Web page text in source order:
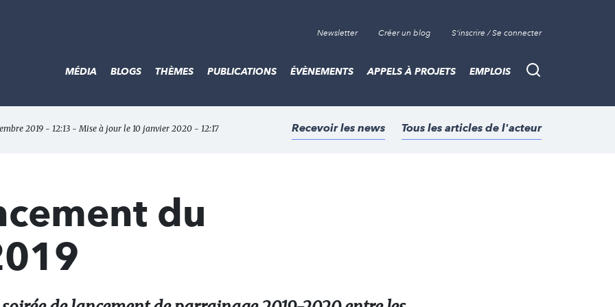
Newsletter Créer un blog S'inscrire / Se connecter
Recherche
MÉDIA BLOGS THÈMES PUBLICATIONS ÉVÈNEMENTS APPELS À PROJETS EMPLOIS
2019 - 12:13 - Mise à jour le 10 janvier 2020 - 12:17 Recevoir les news Tous les articles de l'acteur
du